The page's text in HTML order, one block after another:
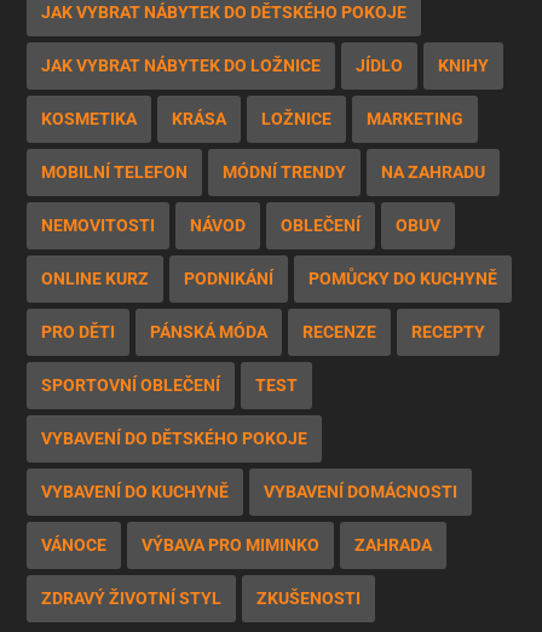
JAK VYBRAT NÁBYTEK DO DĚTSKÉHO POKOJE
JAK VYBRAT NÁBYTEK DO LOŽNICE JÍDLO KNIHY
KOSMETIKA KRÁSA LOŽNICE MARKETING
MOBILNÍ TELEFON MÓDNÍ TRENDY NA ZAHRADU
NEMOVITOSTI NÁVOD OBLEČENÍ OBUV
ONLINE KURZ PODNIKÁNÍ POMŮCKY DO KUCHYNĚ
PRO DĚTI PÁNSKÁ MÓDA RECENZE RECEPTY
SPORTOVNÍ OBLEČENÍ TEST
VYBAVENÍ DO DĚTSKÉHO POKOJE
VYBAVENÍ DO KUCHYNĚ VYBAVENÍ DOMÁCNOSTI
VÁNOCE VÝBAVA PRO MIMINKO ZAHRADA
ZDRAVÝ ŽIVOTNÍ STYL ZKUŠENOSTI